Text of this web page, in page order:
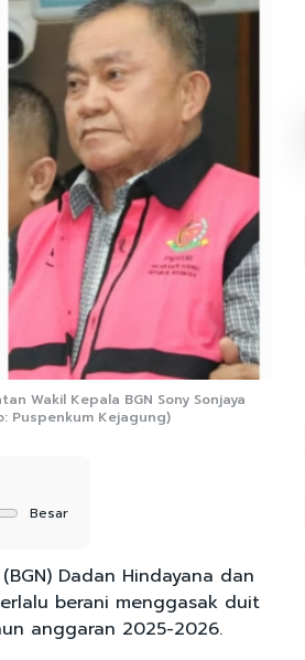
Wakil Kepala BGN Sony Sonjaya
Puspenkum Kejagung)
Besar
Dadan Hindayana dan
berani menggasak duit
anggaran 2025-2026.